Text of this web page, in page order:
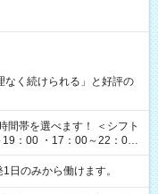
なく続けられる」と好評の
：00 ・17：00～22：00
00 など
日のみから働けます。